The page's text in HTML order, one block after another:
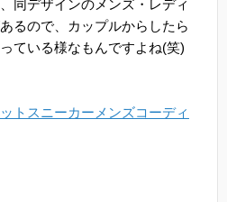
同デザインのメンズ・レディ
るので、カップルからしたら
ている様なもんですよね(笑)
トスニーカーメンズコーディ